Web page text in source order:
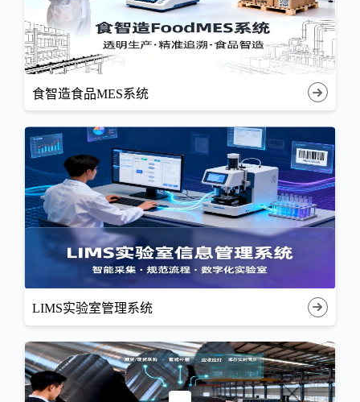
食智造食品MES系统
LIMS实验室管理系统